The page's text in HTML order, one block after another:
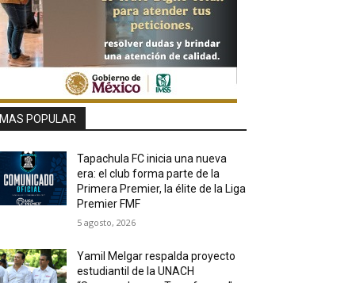
MAS POPULAR
Tapachula FC inicia una nueva
era: el club forma parte de la
Primera Premier, la élite de la Liga
Premier FMF
5 agosto, 2026
Yamil Melgar respalda proyecto
estudiantil de la UNACH